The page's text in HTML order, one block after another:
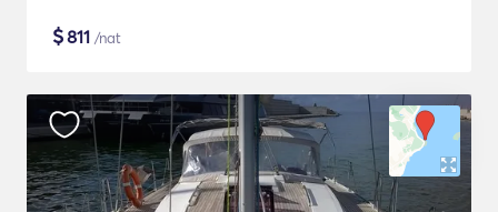
$811 /nat